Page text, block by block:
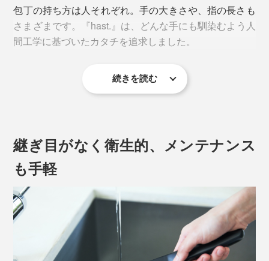
すべての料理を、小さなカッティングボードとユーティ
リティナイフでこなすという人もいるほど、オールマイ
ティに使えて1本あると重宝します。
包丁の持ち方は人それぞれ。手の大きさや、指の長さも
さまざまです。『hast.』は、どんな手にも馴染むよう人
間工学に基づいたカタチを追求しました。
続きを読む
継ぎ目がなく衛生的、メンテナンス
も手軽